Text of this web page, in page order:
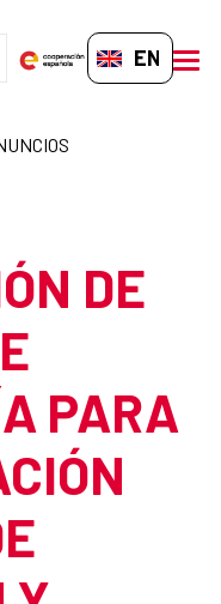
EN-GB
DE
PARA